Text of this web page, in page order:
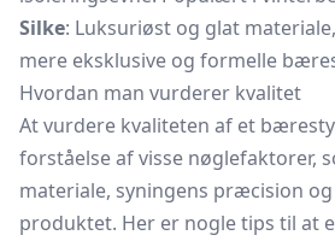
Silke: Luksuriøst og glat
mere eksklusive og formelle
Hvordan man vurderer kvalitet
At vurdere kvaliteten af et
forståelse af visse nøglefaktorer,
materiale, syningens præcision
produktet. Her er nogle tips til at